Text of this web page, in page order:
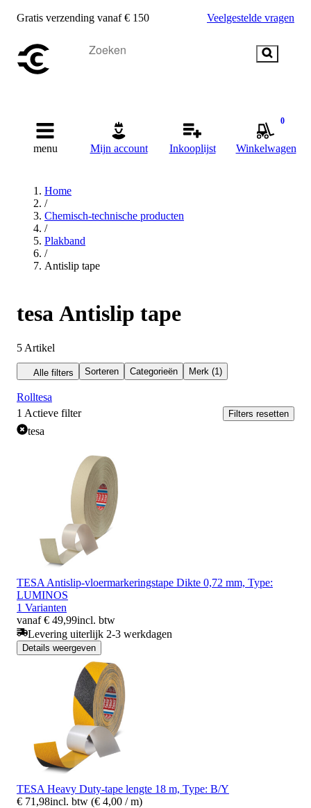
Gratis verzending vanaf € 150 Veelgestelde vragen
menu Mijn account Inkooplijst
0
Winkelwagen
Home
/
Chemisch-technische producten
/
Plakband
/
Antislip tape
tesa Antislip tape
5 Artikel
Alle filters Sorteren Categorieën Merk (1)
Rolltesa
1 Actieve filter Filters resetten
tesa
TESA Antislip-vloermarkeringstape Dikte 0,72 mm, Type:
LUMINOS
1 Varianten
vanaf € 49,99incl. btw
Levering uiterlijk 2-3 werkdagen
Details weergeven
TESA Heavy Duty-tape lengte 18 m, Type: B/Y
€ 71,98incl. btw (€ 4,00 / m)